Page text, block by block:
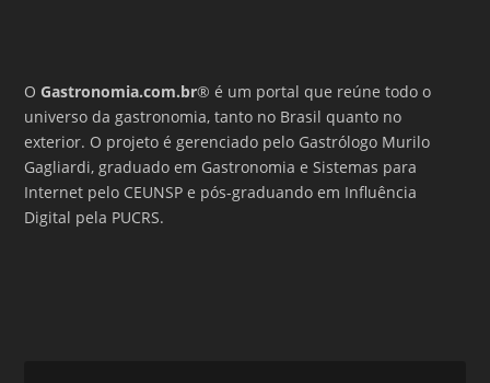
OGastronomia.com.br® é um portal que reúne todo o
universo da gastronomia, tanto no Brasil quanto no
exterior. O projeto é gerenciado pelo Gastrólogo Murilo
Gagliardi, graduado em Gastronomia e Sistemas para
Internet pelo CEUNSP e pós-graduando em Influência
Digital pela PUCRS.